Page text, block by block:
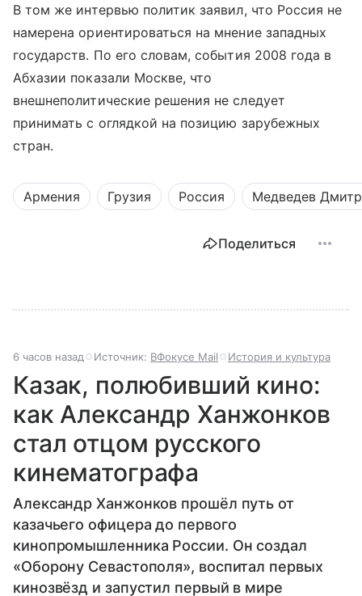
В том же интервью политик заявил, что Россия не
намерена ориентироваться на мнение западных
государств. По его словам, события 2008 года в
Абхазии показали Москве, что
внешнеполитические решения не следует
принимать с оглядкой на позицию зарубежных
стран.
Армения Грузия Россия Медведев
Поделиться
6 часов назад Источник: ВФокусе Mail История и культура
Казак, полюбивший кино:
как Александр Ханжонков
стал отцом русского
кинематографа
Александр Ханжонков прошёл путь от
казачьего офицера до первого
кинопромышленника России. Он создал
«Оборону Севастополя», воспитал первых
кинозвёзд и запустил первый в мире